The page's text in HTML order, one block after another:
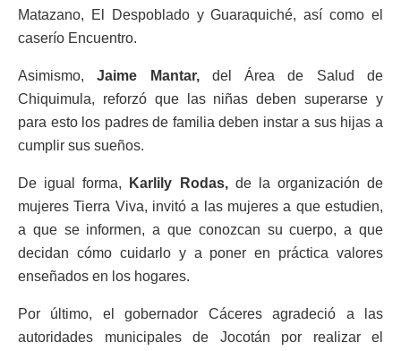
Matazano, El Despoblado y Guaraquiché, así como el
caserío Encuentro.
Asimismo,Jaime Mantar,del Área de Salud de
Chiquimula, reforzó que las niñas deben superarse y
para esto los padres de familia deben instar a sus hijas a
cumplir sus sueños.
De igual forma, Karlily Rodas,de la organización de
mujeres Tierra Viva, invitó a las mujeres a que estudien,
a que se informen, a que conozcan su cuerpo, a que
decidan cómo cuidarlo y a poner en práctica valores
enseñados en los hogares.
Por último, el gobernador Cáceres agradeció a las
autoridades municipales de Jocotán por realizar el